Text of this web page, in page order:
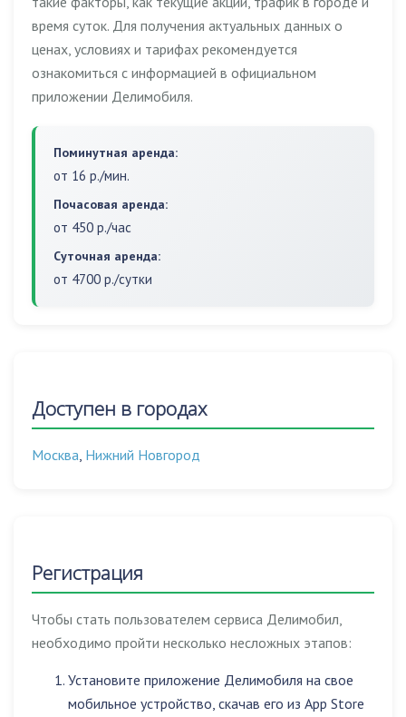
время суток. Для получения актуальных данных о
ценах, условиях и тарифах рекомендуется
ознакомиться с информацией в официальном
приложении Делимобиля.
Поминутная аренда:
от 16 р./мин.
Почасовая аренда:
от 450 р./час
Суточная аренда:
от 4700 р./сутки
Доступен в городах
Москва, Нижний Новгород
Регистрация
Чтобы стать пользователем сервиса Делимобил,
необходимо пройти несколько несложных этапов:
Установите приложение Делимобиля на свое
мобильное устройство, скачав его из App Store